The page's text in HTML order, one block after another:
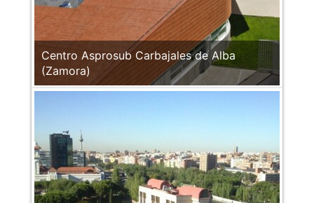
Centro Asprosub Carbajales de Alba
(Zamora)